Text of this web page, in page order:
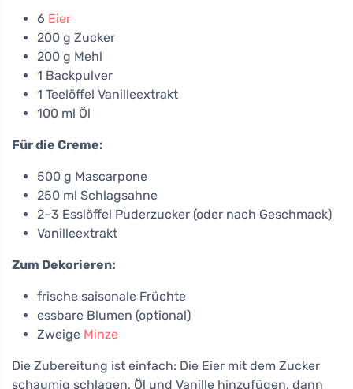
6 Eier
200 g Zucker
200 g Mehl
1 Backpulver
1 Teelöffel Vanilleextrakt
100 ml Öl
Für die Creme:
500 g Mascarpone
250 ml Schlagsahne
2–3 Esslöffel Puderzucker (oder nach Geschmack)
Vanilleextrakt
Zum Dekorieren:
frische saisonale Früchte
essbare Blumen (optional)
Zweige Minze
Die Zubereitung ist einfach: Die Eier mit dem Zucker
schaumig schlagen, Öl und Vanille hinzufügen, dann